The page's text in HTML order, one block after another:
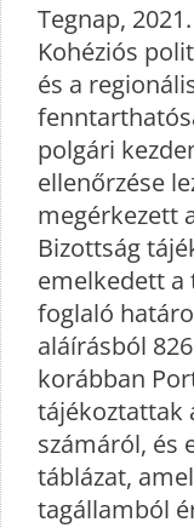
Tegnap,
Kohéziós
és a
polgári
ellenőrzése
megérkezett
Bizottság
emelkedett a
foglaló
aláírásból
korábban
tájékoztattak
számáról, és
táblázat,
tagállamból